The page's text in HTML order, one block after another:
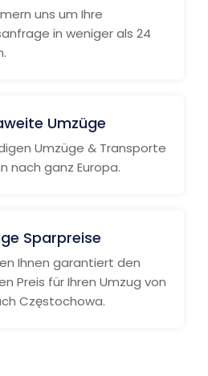
uns um Ihre
in weniger als 24
Umzüge
Umzüge & Transporte
nach ganz Europa.
Sparpreise
Ihnen garantiert den
Preis für Ihren Umzug von
Częstochowa.